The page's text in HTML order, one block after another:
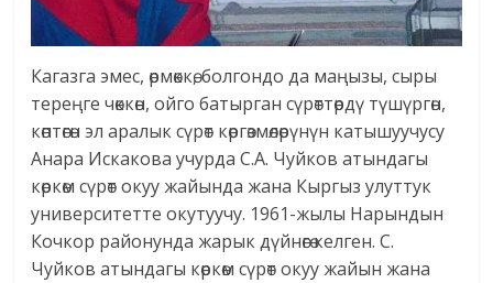
Кагазга эмес, өрмөккө, болгондо да маңызы, сыры
тереңге чөккөн, ойго батырган сүрөттөрдү түшүргөн,
көптөгөн эл аралык сүрөт көргөзмөлөрүнүн катышуучусу
Анара Искакова учурда С.А. Чуйков атындагы
көркөм сүрөт окуу жайында жана Кыргыз улуттук
университетте окутуучу. 1961-жылы Нарындын
Кочкор районунда жарык дүйнөгө келген. С.
Чуйков атындагы көркөм сүрөт окуу жайын жана